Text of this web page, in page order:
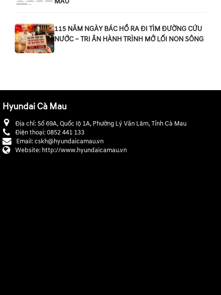
115 NĂM NGÀY BÁC HỒ RA ĐI TÌM ĐƯỜNG CỨU
NƯỚC – TRI ÂN HÀNH TRÌNH MỞ LỐI NON SÔNG
Hyundai Cà Mau
Địa chỉ:Số 69A, Quốc lộ 1A, Phường Lý Văn Lâm, Tỉnh Cà Mau
Điện thoại:0852 441 133
Email:cskh@hyundaicamau.vn
Website: http://www.hyundaicamau.vn